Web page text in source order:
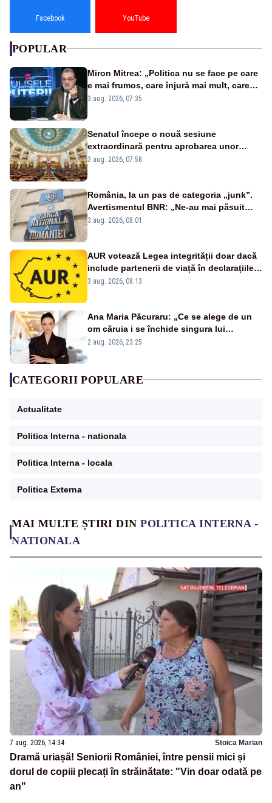
MAI MULTE ȘTIRI DINPOLITICA INTERNA -
NATIONALA
7 aug. 2026, 14:34 Stoica Marian
Dramă uriașă! Seniorii României, între pensii mici și
dorul de copiii plecați în străinătate: "Vin doar odată pe
an"
Facebook YouTube
POPULAR
Miron Mitrea: „Politica nu se face pe care
e mai frumos, care înjură mai mult, care
țipă mai tare, ci pe proiecte”
3 aug. 2026, 07:35
Senatul începe o nouă sesiune
extraordinară pentru aprobarea unor
jaloane din PNRR
3 aug. 2026, 07:58
România, la un pas de categoria „junk”.
Avertismentul BNR: „Ne-au mai păsuit
pentru câteva luni”
3 aug. 2026, 08:01
AUR votează Legea integrității doar dacă
include partenerii de viață în declarațiile
de avere și interese, așa cum a anunțat
trebuie să plece din funcție: fără excepții!
3 aug. 2026, 08:13
Ana Maria Păcuraru: „Ce se alege de un
om căruia i se închide singura lui
portiță?”
2 aug. 2026, 23:25
CATEGORII POPULARE
Actualitate
Politica Interna - nationala
Politica Interna - locala
Politica Externa